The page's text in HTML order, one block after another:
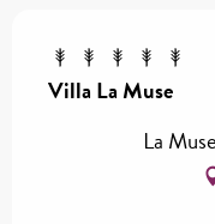
Villa La Muse
La